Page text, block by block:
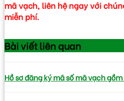
mã vạch, liên hệ ngay với
miễn phí.
Bài viếtliên quan
Hồ sơ đăng ký mã số mã vạch